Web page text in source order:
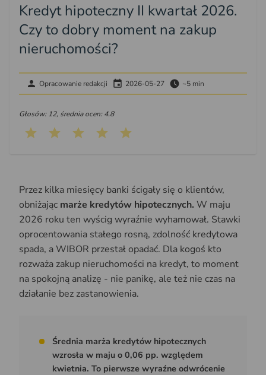
Kredyt hipoteczny II kwartał 2026.
Czy to dobry moment na zakup
nieruchomości?
Opracowanie redakcji 2026-05-27 ~5 min
Głosów: 12, średnia ocen: 4.8
Przez kilka miesięcy banki ścigały się o klientów,
obniżając marże kredytów hipotecznych. W maju
2026 roku ten wyścig wyraźnie wyhamował. Stawki
oprocentowania stałego rosną, zdolność kredytowa
spada, a WIBOR przestał opadać. Dla kogoś kto
rozważa zakup nieruchomości na kredyt, to moment
na spokojną analizę - nie panikę, ale też nie czas na
działanie bez zastanowienia.
Średnia marża kredytów hipotecznych
wzrosła w maju o 0,06 pp. względem
kwietnia. To pierwsze wyraźne odwrócenie